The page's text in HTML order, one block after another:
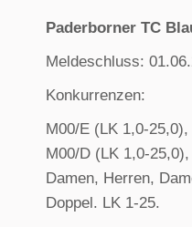
Paderborner TC
Meldeschluss:
Konkurrenzen:
M00/E (LK 1,0-
M00/D (LK 1,0-
Damen, Herren,
Doppel. LK 1-25.